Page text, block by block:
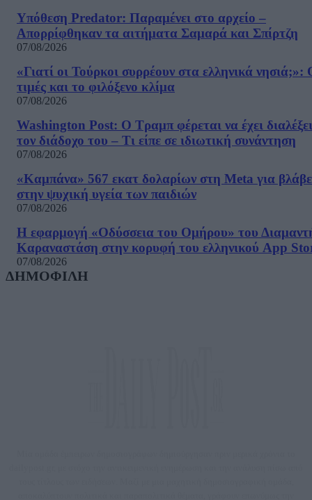
Υπόθεση Predator: Παραμένει στο αρχείο –
Απορρίφθηκαν τα αιτήματα Σαμαρά και Σπίρτζη
07/08/2026
«Γιατί οι Τούρκοι συρρέουν στα ελληνικά νησιά;»:
τιμές και το φιλόξενο κλίμα
07/08/2026
Washington Post: Ο Τραμπ φέρεται να έχει διαλέξει
τον διάδοχο του – Τι είπε σε ιδιωτική συνάντηση
07/08/2026
«Καμπάνα» 567 εκατ δολαρίων στη Meta για
στην ψυχική υγεία των παιδιών
07/08/2026
Η εφαρμογή «Οδύσσεια του Ομήρου» του
Καραναστάση στην κορυφή του ελληνικού App
07/08/2026
ΔΗΜΟΦΙΛΗ